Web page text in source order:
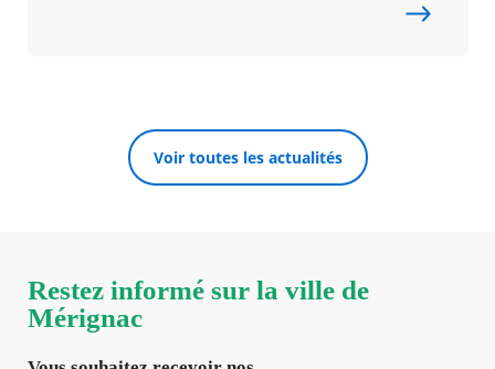
Voir toutes les actualités
Restez informé sur la ville de
Mérignac